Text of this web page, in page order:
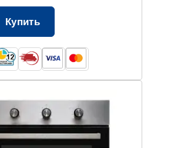
Купить